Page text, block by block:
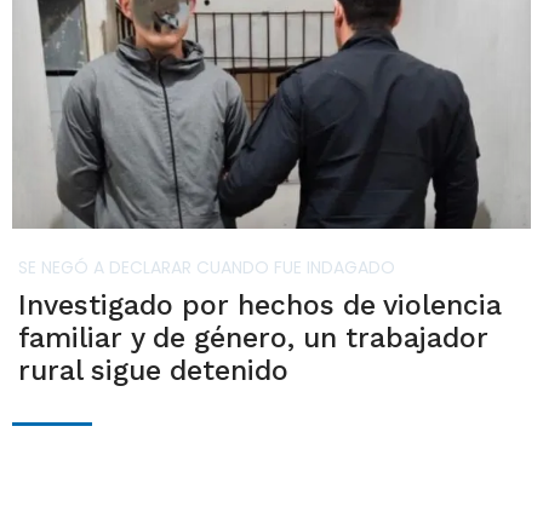
SE NEGÓ A DECLARAR CUANDO FUE INDAGADO
Investigado por hechos de violencia
familiar y de género, un trabajador
rural sigue detenido